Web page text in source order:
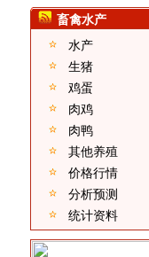
畜禽水产
水产
生猪
鸡蛋
肉鸡
肉鸭
其他养殖
价格行情
分析预测
统计资料